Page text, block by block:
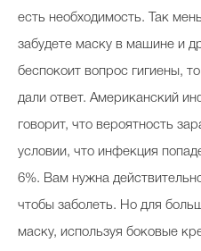
есть необходимость. Так
забудете маску в машине и
беспокоит вопрос гигиены,
дали ответ. Американский
говорит, что вероятность
условии, что инфекция
6%. Вам нужна
чтобы заболеть. Но для
маску, используя боковые